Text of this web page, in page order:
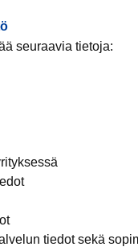
seuraavia tietoja:
tiedot sekä